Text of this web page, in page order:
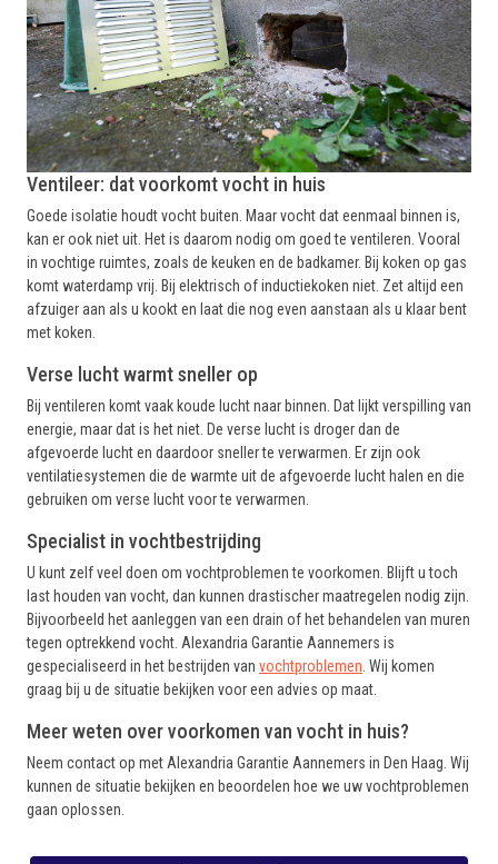
Ventileer: dat voorkomt vocht in huis
Goede isolatie houdt vocht buiten. Maar vocht dat eenmaal binnen is,
kan er ook niet uit. Het is daarom nodig om goed te ventileren. Vooral
in vochtige ruimtes, zoals de keuken en de badkamer. Bij koken op gas
komt waterdamp vrij. Bij elektrisch of inductiekoken niet. Zet altijd een
afzuiger aan als u kookt en laat die nog even aanstaan als u klaar bent
met koken.
Verse lucht warmt sneller op
Bij ventileren komt vaak koude lucht naar binnen. Dat lijkt verspilling van
energie, maar dat is het niet. De verse lucht is droger dan de
afgevoerde lucht en daardoor sneller te verwarmen. Er zijn ook
ventilatiesystemen die de warmte uit de afgevoerde lucht halen en die
gebruiken om verse lucht voor te verwarmen.
Specialist in vochtbestrijding
U kunt zelf veel doen om vochtproblemen te voorkomen. Blijft u toch
last houden van vocht, dan kunnen drastischer maatregelen nodig zijn.
Bijvoorbeeld het aanleggen van een drain of het behandelen van muren
tegen optrekkend vocht. Alexandria Garantie Aannemers is
gespecialiseerd in het bestrijden van vochtproblemen . Wij komen
graag bij u de situatie bekijken voor een advies op maat.
Meer weten over voorkomen van vocht in huis?
Neem contact op met Alexandria Garantie Aannemers in Den Haag. Wij
kunnen de situatie bekijken en beoordelen hoe we uw vochtproblemen
gaan oplossen.